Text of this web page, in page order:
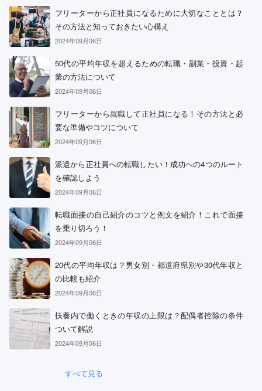
フリーターから正社員になるために大切なこととは？
その方法と知っておきたい心構え
2024年09月06日
50代の平均年収を超えるための転職・副業・投資・起
業の方法について
2024年09月06日
フリーターから就職して正社員になる！その方法と必
要な準備やコツについて
2024年09月06日
派遣から正社員への転職したい！成功への4つのルート
を確認しよう
2024年09月06日
転職面接の自己紹介のコツと例文を紹介！これで面接
を乗り切ろう！
2024年09月06日
20代の平均年収は？男女別・都道府県別や30代年収と
の比較も紹介
2024年09月06日
扶養内で働くときの年収の上限は？配偶者控除の条件
ついて解説
2024年09月06日
すべて見る